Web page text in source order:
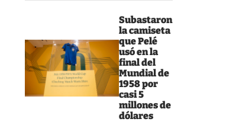
Subastaron
la camiseta
que Pelé
usó en la
final del
Mundial de
1958 por
casi 5
millones de
dólares